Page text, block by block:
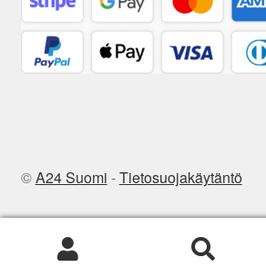
©A24 Suomi -Tietosuojakäytäntö